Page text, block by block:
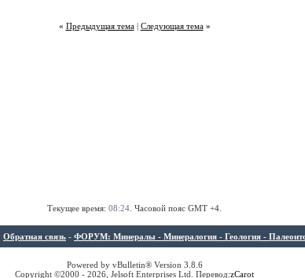
« Предыдущая тема| Следующая тема »
Текущее время: 08:24 . Часовой пояс GMT +4.
Обратная связь - ФОРУМ: Минералы - Минералогия - Геология -
Powered by vBulletin® Version 3.8.6
Copyright ©2000 - 2026, Jelsoft Enterprises Ltd. Перевод:zCarot